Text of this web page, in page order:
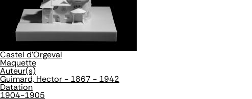
Castel d'Orgeval
Maquette
Auteur(s)
Guimard, Hector - 1867 - 1942
Datation
1904-1905